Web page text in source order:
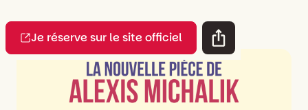
Je réserve sur le site officiel